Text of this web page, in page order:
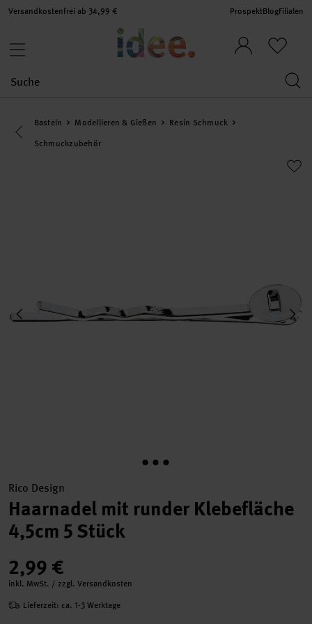
Versandkostenfrei ab 34,99 € ProspektBlogFilialen
Eine Kategorie zurück navigieren
Basteln Modellieren & Gießen
Resin Schmuck
Schmuckzubehör
Rico Design
Haarnadel mit runder Klebefläche
4,5cm 5 Stück
2,99 €
inkl. MwSt. / zzgl. Versandkosten
Lieferzeit: ca. 1-3 Werktage